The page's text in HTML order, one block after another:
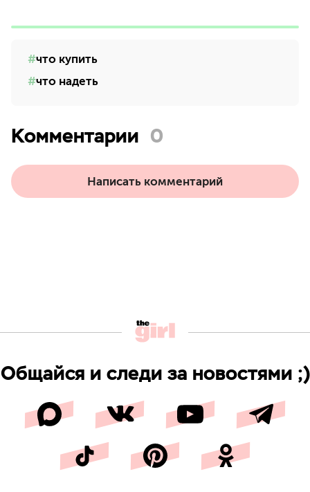
что купить
что надеть
Комментарии 0
Написать комментарий
Общайся и следи за новостями ;)